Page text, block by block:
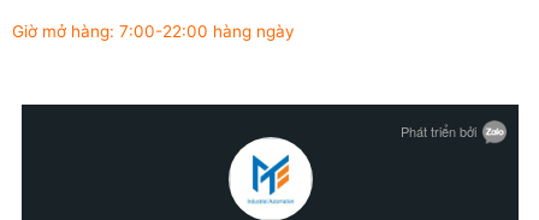
Giờ mở hàng: 7:00-22:00 hàng ngày